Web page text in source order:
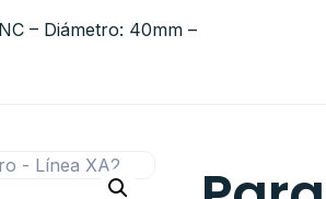
– Diámetro: 40mm –